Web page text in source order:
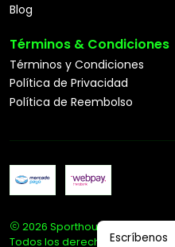
Blog
Términos & Condiciones
Términos y Condiciones
Política de Privacidad
Política de Reembolso
2026 Sporthouse Tienda
Todos los derechos reservados.
Escríbenos